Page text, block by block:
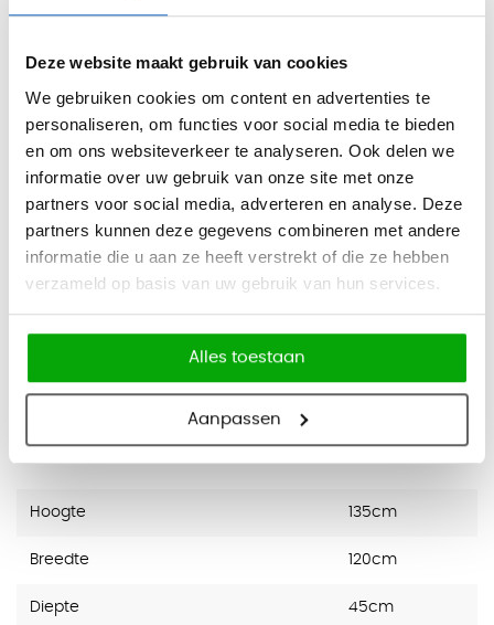
Deze website maakt gebruik van cookies
We gebruiken cookies om content en advertenties te
personaliseren, om functies voor social media te bieden
en om ons websiteverkeer te analyseren. Ook delen we
informatie over uw gebruik van onze site met onze
partners voor social media, adverteren en analyse. Deze
partners kunnen deze gegevens combineren met andere
informatie die u aan ze heeft verstrekt of die ze hebben
verzameld op basis van uw gebruik van hun services.
Alles toestaan
Aanpassen
Afmetingen:- H135 x B120 x D45cm
Specificaties:- Voorzien van cilinderslot met 2 sleutels,
waarvan 1 kniksleutel
- Volledig gelaste stalen constructie
- Afgewerkt met een krasvaste poedercoating
- Vlamdovende PVC roldeuren met metalen eindlamel
- Volledig vlakke bodem door toepassing van een
bodemlegbord
- Voorzien van 4 justeerdoppen voor perfect pas stellen
laterale hangmappen
- Legborden verstelbaar met een interval van 35 mm, en tot
50 kg belastbaar (verdeelde last)
Specifications
Hoogte 135cm
Breedte 120cm
Diepte 45cm